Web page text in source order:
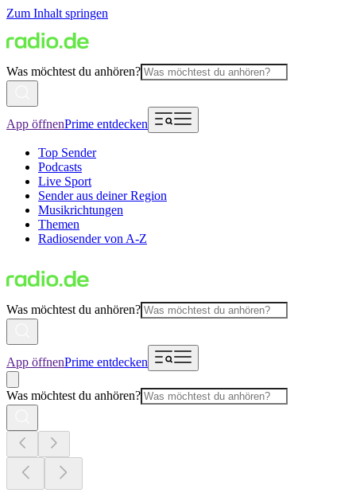
Zum Inhalt springen
Was möchtest du anhören?
App öffnenPrime entdecken
Top Sender
Podcasts
Live Sport
Sender aus deiner Region
Musikrichtungen
Themen
Radiosender von A-Z
Was möchtest du anhören?
App öffnenPrime entdecken
Was möchtest du anhören?